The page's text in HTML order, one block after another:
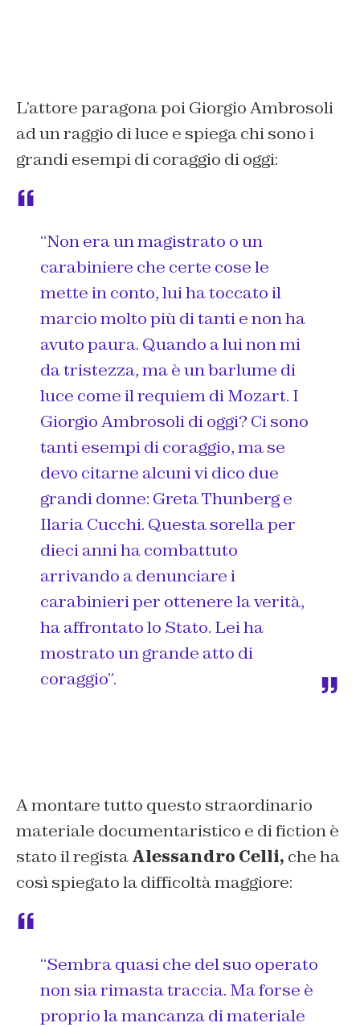
L’attore paragona poi Giorgio Ambrosoli
ad un raggio di luce e spiega chi sono i
grandi esempi di coraggio di oggi:
“Non era un magistrato o un
carabiniere che certe cose le
mette in conto, lui ha toccato il
marcio molto più di tanti e non ha
avuto paura. Quando a lui non mi
da tristezza, ma è un barlume di
luce come il requiem di Mozart. I
Giorgio Ambrosoli di oggi? Ci sono
tanti esempi di coraggio, ma se
devo citarne alcuni vi dico due
grandi donne: Greta Thunberg e
Ilaria Cucchi. Questa sorella per
dieci anni ha combattuto
arrivando a denunciare i
carabinieri per ottenere la verità,
ha affrontato lo Stato. Lei ha
mostrato un grande atto di
coraggio”.
A montare tutto questo straordinario
materiale documentaristico e di fiction è
stato il registaAlessandro Celli, che ha
così spiegato la difficoltà maggiore:
“Sembra quasi che del suo operato
non sia rimasta traccia. Ma forse è
proprio la mancanza di materiale